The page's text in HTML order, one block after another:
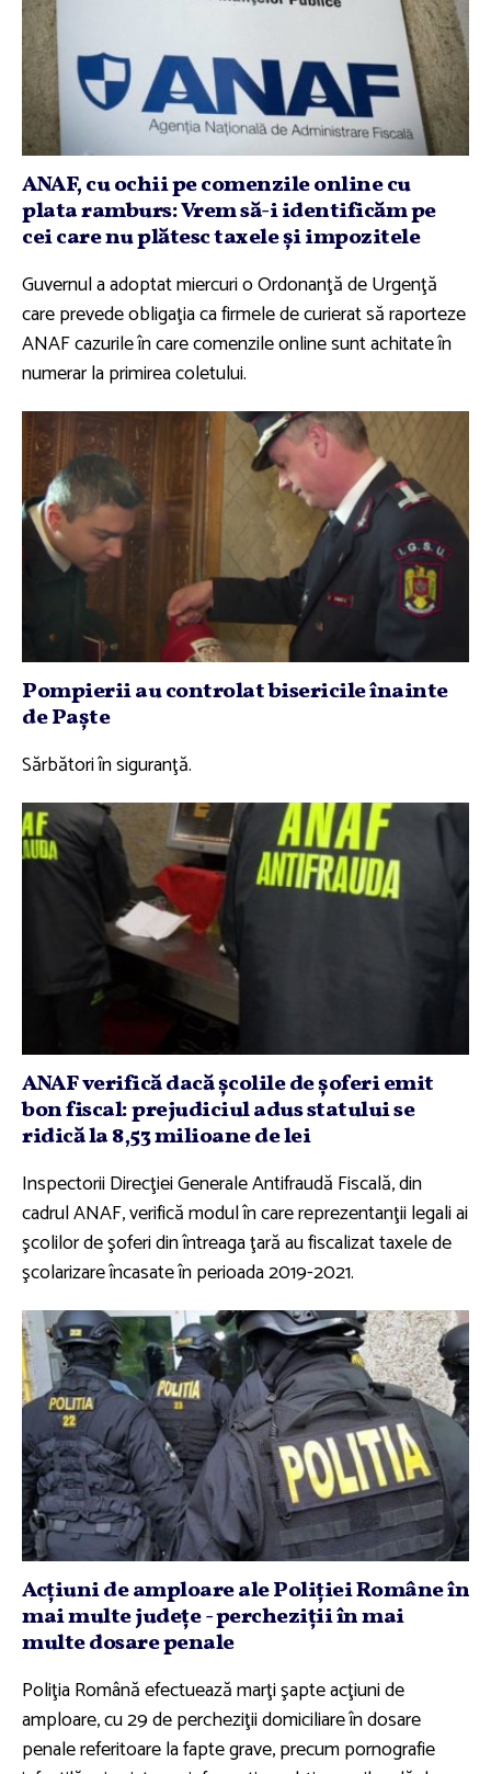
ANAF, cu ochii pe comenzile online cu
plata ramburs: Vrem să-i identificăm pe
cei care nu plătesc taxele şi impozitele
Guvernul a adoptat miercuri o Ordonanţă de Urgenţă
care prevede obligaţia ca firmele de curierat să raporteze
ANAF cazurile în care comenzile online sunt achitate în
numerar la primirea coletului.
Pompierii au controlat bisericile înainte
de Paşte
Sărbători în siguranţă.
ANAF verifică dacă şcolile de şoferi emit
bon fiscal: prejudiciul adus statului se
ridică la 8,53 milioane de lei
Inspectorii Direcţiei Generale Antifraudă Fiscală, din
cadrul ANAF, verifică modul în care reprezentanţii legali ai
şcolilor de şoferi din întreaga ţară au fiscalizat taxele de
şcolarizare încasate în perioada 2019-2021.
Acţiuni de amploare ale Poliţiei Române în
mai multe judeţe - percheziţii în mai
multe dosare penale
Poliţia Română efectuează marţi şapte acţiuni de
amploare, cu 29 de percheziţii domiciliare în dosare
penale referitoare la fapte grave, precum pornografie